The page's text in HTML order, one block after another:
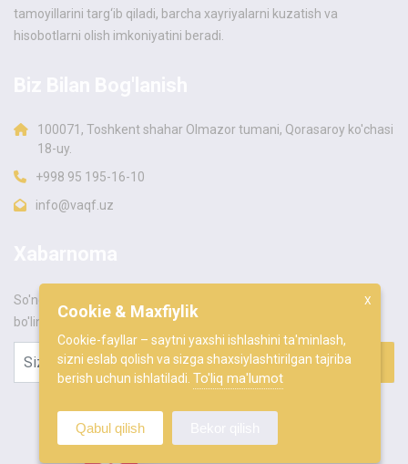
tamoyillarini targ‘ib qiladi, barcha xayriyalarni kuzatish va
hisobotlarni olish imkoniyatini beradi.
100071, Toshkent shahar Olmazor tumani, Qorasaroy ko'chasi
18-uy.
+998 95 195-16-10
info@vaqf.uz
So'nggi yangiliklar va xabarlarni birinchi bo'lib bilish uchun a'zo
bo'ling.
X
Cookie & Maxfiylik
Cookie-fayllar – saytni yaxshi ishlashini ta'minlash,
sizni eslab qolish va sizga shaxsiylashtirilgan tajriba
berish uchun ishlatiladi. To'liq ma'lumot
Qabul qilish